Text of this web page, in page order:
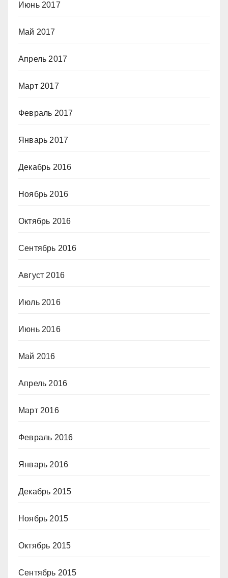
Июнь 2017
Май 2017
Апрель 2017
Март 2017
Февраль 2017
Январь 2017
Декабрь 2016
Ноябрь 2016
Октябрь 2016
Сентябрь 2016
Август 2016
Июль 2016
Июнь 2016
Май 2016
Апрель 2016
Март 2016
Февраль 2016
Январь 2016
Декабрь 2015
Ноябрь 2015
Октябрь 2015
Сентябрь 2015